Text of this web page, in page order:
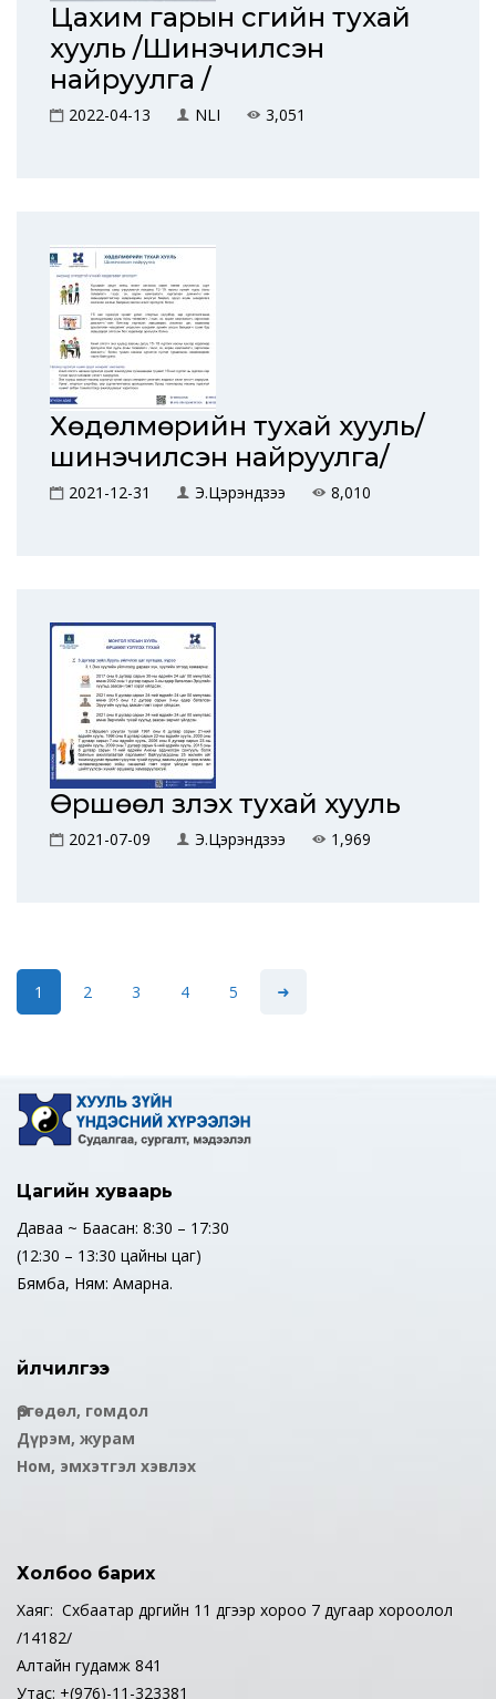
Цахим гарын үсгийн тухай
хууль /Шинэчилсэн
найруулга /
2022-04-13 NLI 3,051
Хөдөлмөрийн тухай хууль/
шинэчилсэн найруулга/
2021-12-31 Э.Цэрэндүзээ 8,010
Өршөөл үзүүлэх тухай хууль
2021-07-09 Э.Цэрэндүзээ 1,969
1 2 3 4 5
Цагийн хуваарь
Даваа ~ Баасан: 8:30 – 17:30
(12:30 – 13:30 цайны цаг)
Бямба, Ням: Амарна.
Үйлчилгээ
Өргөдөл, гомдол
Дүрэм, журам
Ном, эмхэтгэл хэвлэх
Холбоо барих
Хаяг: Сүхбаатар дүүргийн 11 дүгээр хороо 7 дугаар хороолол
/14182/
Алтайн гудамж 841
Утас: +(976)-11-323381